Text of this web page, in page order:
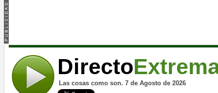
Directo
Las cosas como son. 7 de Agosto de 2026